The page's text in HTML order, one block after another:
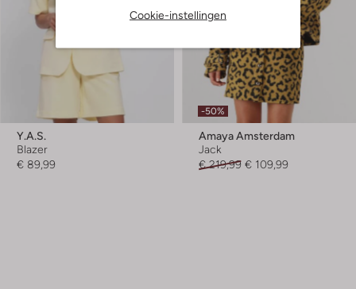
Cookie-instellingen
Y.a.s.
Blazer
€ 89,99
-50%
Amaya Amsterdam
Jack
€ 219,99 € 109,99